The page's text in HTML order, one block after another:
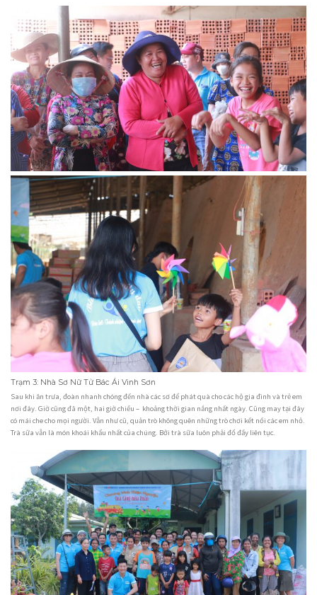
Trạm 3: Nhà Sơ Nữ Tử Bác Ái Vinh Sơn
Sau khi ăn trưa, đoàn nhanh chóng đến nhà các sơ để phát quà cho các hộ gia đình và trẻ em
nơi đây. Giờ cũng đã một, hai giờ chiều – khoảng thời gian nắng nhất ngày. Cũng may tại đây
có mái che cho mọi người. Vẫn như cũ, quản trò không quên những trò chơi kết nối các em nhỏ.
Trà sữa vẫn là món khoái khẩu nhất của chúng. Bởi trà sữa luôn phải đổ đầy liên tục.